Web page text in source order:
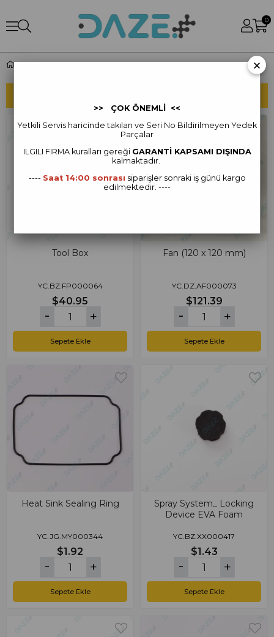
0
DJI Agras T40 Yedek Parça
Tool Box
YC.BZ.FP000064
$40.95
Sepete Ekle
Fan (120 x 120 mm)
YC.DZ.AF000073
$121.39
Sepete Ekle
Heat Sink Sealing Ring
YC.JG.MY000344
$1.92
Sepete Ekle
Spray System_ Locking
Device EVA Foam
YC.BZ.XX000417
$1.43
Sepete Ekle
×
>> ÇOK ÖNEMLİ <<
Yetkili Servis haricinde takılan ve Seri No Bildirilmeyen Yedek
Parçalar
ILGILI FIRMA kuralları gereği GARANTİ KAPSAMI DIŞINDA
kalmaktadır.
---- Saat 14:00 sonrası siparişler sonraki iş günü kargo
edilmektedir. ----